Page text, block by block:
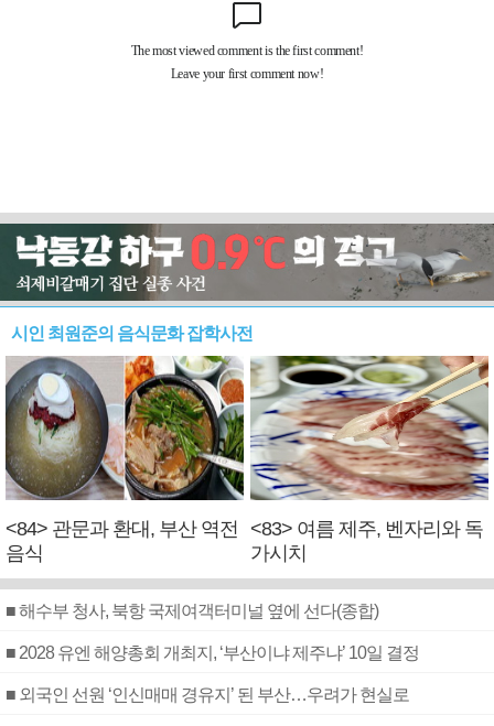
시인 최원준의 음식문화 잡학사전
<84> 관문과 환대, 부산 역전
음식
<83> 여름 제주, 벤자리와 독
가시치
■ 해수부 청사, 북항 국제여객터미널 옆에 선다(종합)
■ 2028 유엔 해양총회 개최지, ‘부산이냐 제주냐’ 10일 결정
■ 외국인 선원 ‘인신매매 경유지’ 된 부산…우려가 현실로